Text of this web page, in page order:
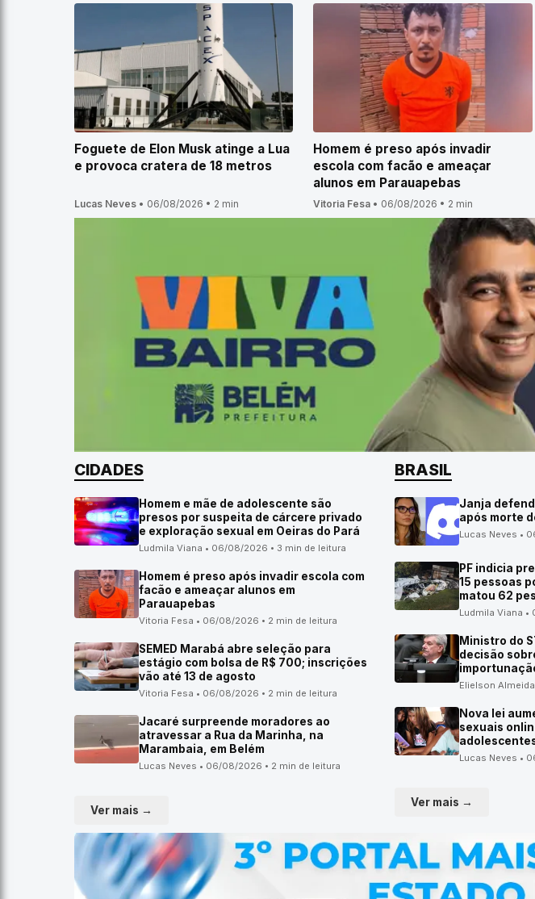
Foguete de Elon Musk atinge a Lua
e provoca cratera de 18 metros
Lucas Neves • 06/08/2026 • 2 min
Homem é preso após invadir
escola com facão e ameaçar
alunos em Parauapebas
Vitoria Fesa • 06/08/2026 • 2 min
CIDADES
Homem e mãe de adolescente são
presos por suspeita de cárcere privado
e exploração sexual em Oeiras do Pará
Ludmila Viana • 06/08/2026 • 3 min de leitura
Homem é preso após invadir escola com
facão e ameaçar alunos em
Parauapebas
Vitoria Fesa • 06/08/2026 • 2 min de leitura
SEMED Marabá abre seleção para
estágio com bolsa de R$ 700; inscrições
vão até 13 de agosto
Vitoria Fesa • 06/08/2026 • 2 min de leitura
Jacaré surpreende moradores ao
atravessar a Rua da Marinha, na
Marambaia, em Belém
Lucas Neves • 06/08/2026 • 2 min de leitura
Ver mais →
BRASIL
Janja
após morte
Lucas Neves •
PF indicia
15 pessoas
matou 62
Ludmila Viana •
Ministro do
decisão
Elielson
Nova lei
sexuais
Lucas Neves •
Ver mais →